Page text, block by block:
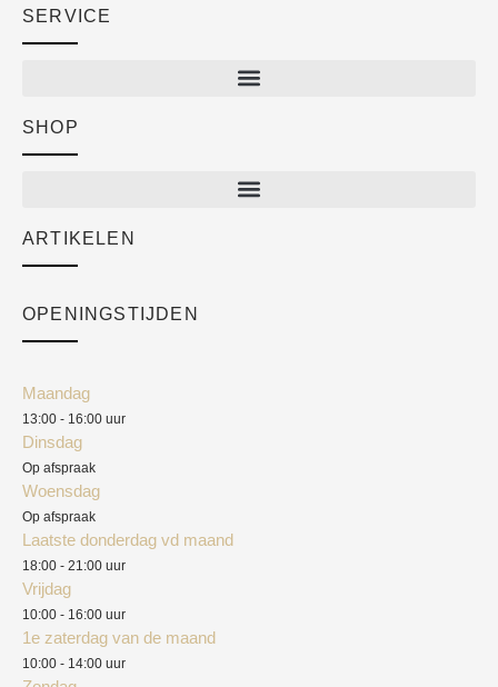
SERVICE
Academy
SHOP
ARTIKELEN
OPENINGSTIJDEN
Maandag
13:00 - 16:00 uur
Dinsdag
Op afspraak
Woensdag
Op afspraak
Laatste donderdag vd maand
18:00 - 21:00 uur
Vrijdag
10:00 - 16:00 uur
1e zaterdag van de maand
10:00 - 14:00 uur